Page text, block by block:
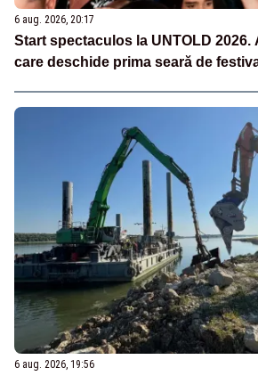
6 aug. 2026, 20:17
Start spectaculos la UNTOLD
care deschide prima seară de
6 aug. 2026, 19:56